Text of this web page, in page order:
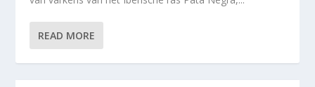
READ MORE